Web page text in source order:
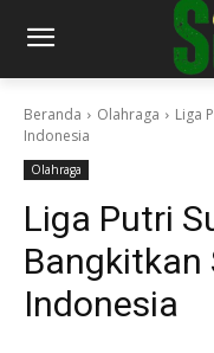
Beranda Olahraga
Liga
Indonesia
Olahraga
Liga Putri
Bangkitkan
Indonesia